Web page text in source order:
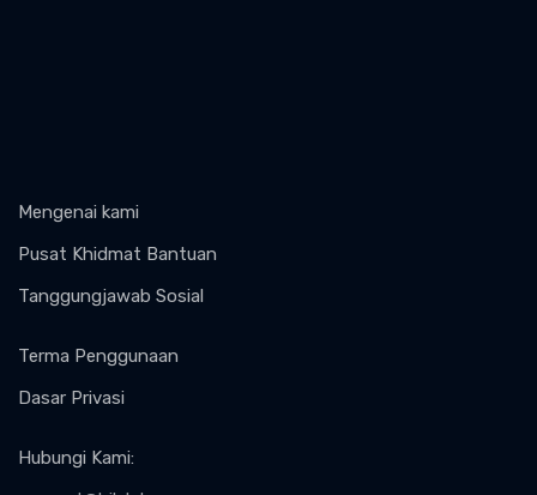
Mengenai kami
Pusat Khidmat Bantuan
Tanggungjawab Sosial
Terma Penggunaan
Dasar Privasi
Hubungi Kami: